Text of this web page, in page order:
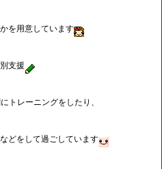
を用意しています
支援
トレーニングをしたり、
どをして過ごしています